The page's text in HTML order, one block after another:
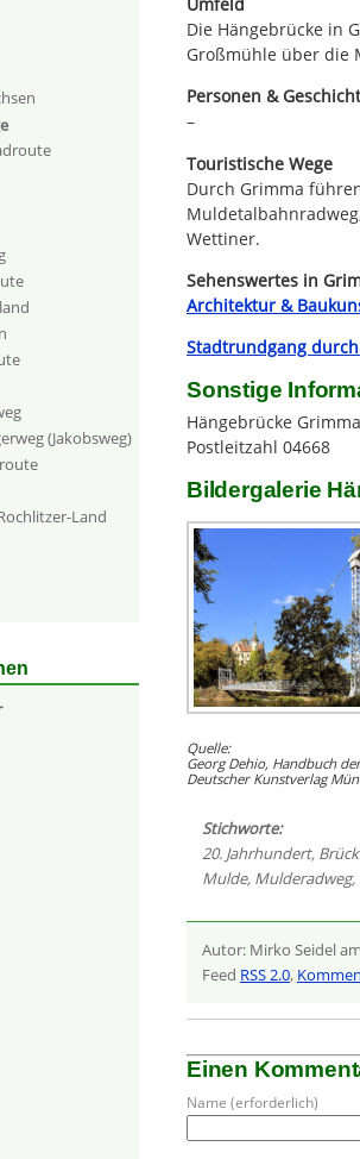
Die Hängebrücke in
Großmühle über die
Personen &
–
Touristische Wege
Durch Grimma
Wettiner.
Sehenswertes in
Architektur &
Stadtrundgang
Sonstige
Hängebrücke
Postleitzahl 04668
Bildergalerie
Quelle:
Georg Dehio, Handbuch
Deutscher Kunstverlag
Stichworte:
20. Jahrhundert,
Mulde, Mulderadweg,
Autor: Mirko Seidel am
Feed RSS 2.0,
Einen
Name (erforderlich)
(Jakobsweg)
Land